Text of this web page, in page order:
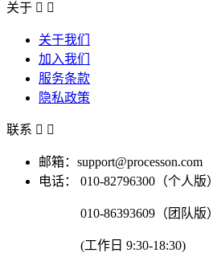
关于  
关于我们
加入我们
服务条款
隐私政策
联系  
邮箱：support@processon.com
电话：
010-82796300（个人版）
010-86393609（团队版）
(工作日 9:30-18:30)